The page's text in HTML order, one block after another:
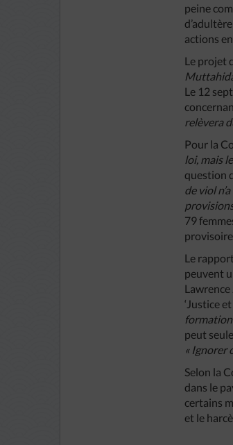
peine
actions
Le projet
Le 12
relèvera
Pour la
loi, mais
question
de viol
79
Le
peuvent
‘Justice
peut
« Ignorer
Selon la
dans le
certains
et le